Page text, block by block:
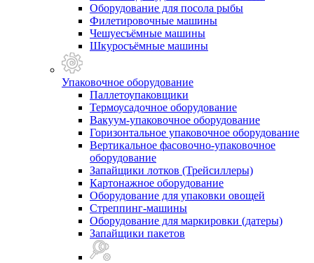
Оборудование для посола рыбы
Филетировочные машины
Чешуесъёмные машины
Шкуросъёмные машины
Упаковочное оборудование
Паллетоупаковщики
Термоусадочное оборудование
Вакуум-упаковочное оборудование
Горизонтальное упаковочное оборудование
Вертикальное фасовочно-упаковочное
оборудование
Запайщики лотков (Трейсиллеры)
Картонажное оборудование
Оборудование для упаковки овощей
Стреппинг-машины
Оборудование для маркировки (датеры)
Запайщики пакетов